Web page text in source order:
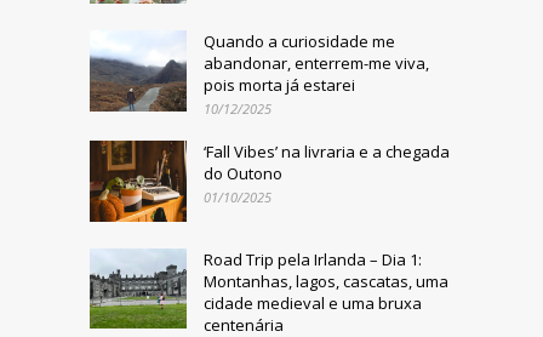
Quando a curiosidade me
abandonar, enterrem-me viva,
pois morta já estarei
10/12/2025
‘Fall Vibes’ na livraria e a chegada
do Outono
01/10/2025
Road Trip pela Irlanda – Dia 1:
Montanhas, lagos, cascatas, uma
cidade medieval e uma bruxa
centenária